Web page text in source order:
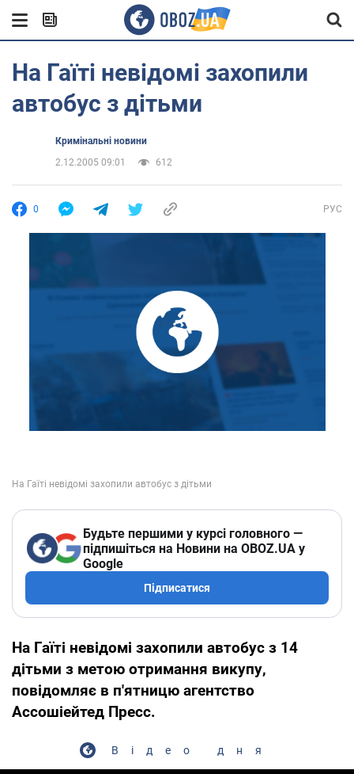
На Гаїті невідомі захопили
автобус з дітьми
Кримінальні новини
2.12.2005 09:01
612
0 РУС
Будьте першими у курсі головного —
підпишіться на Новини на OBOZ.UA у
Google
Підписатися
На Гаїті невідомі захопили автобус з 14
дітьми з метою отримання викупу,
повідомляє в п'ятницю агентство
Ассошіейтед Пресс.
Відео дня